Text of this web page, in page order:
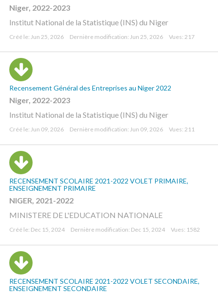
Niger, 2022-2023
Institut National de la Statistique (INS) du Niger
Créé le: Jun 25, 2026 Dernière modification: Jun 25, 2026 Vues: 217
Recensement Général des Entreprises au Niger 2022
Niger, 2022-2023
Institut National de la Statistique (INS) du Niger
Créé le: Jun 09, 2026 Dernière modification: Jun 09, 2026 Vues: 211
RECENSEMENT SCOLAIRE 2021-2022 VOLET PRIMAIRE,
ENSEIGNEMENT PRIMAIRE
NIGER, 2021-2022
MINISTERE DE L'EDUCATION NATIONALE
Créé le: Dec 15, 2024 Dernière modification: Dec 15, 2024 Vues: 1582
RECENSEMENT SCOLAIRE 2021-2022 VOLET SECONDAIRE,
ENSEIGNEMENT SECONDAIRE